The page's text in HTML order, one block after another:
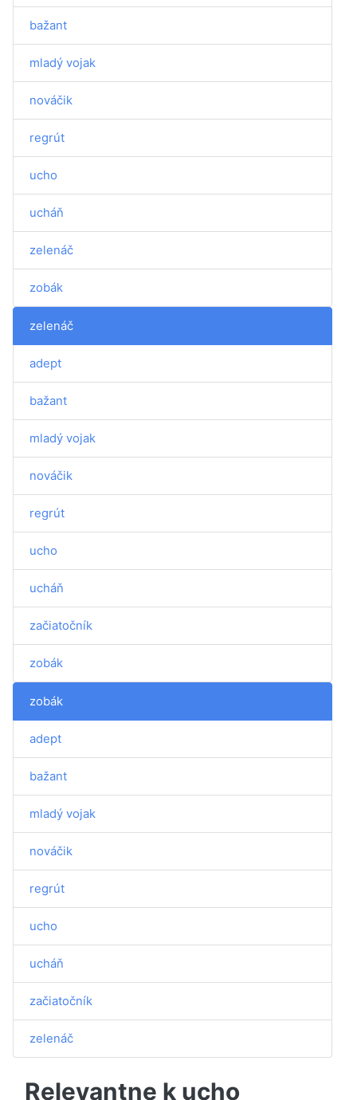
bažant
mladý vojak
nováčik
regrút
ucho
ucháň
zelenáč
zobák
zelenáč
adept
bažant
mladý vojak
nováčik
regrút
ucho
ucháň
začiatočník
zobák
zobák
adept
bažant
mladý vojak
nováčik
regrút
ucho
ucháň
začiatočník
zelenáč
Relevantne k ucho